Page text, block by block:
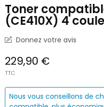
Toner
(CE410X) 4
Donnez votre avis
229,90 €
TTC
Nous vous conseillons de